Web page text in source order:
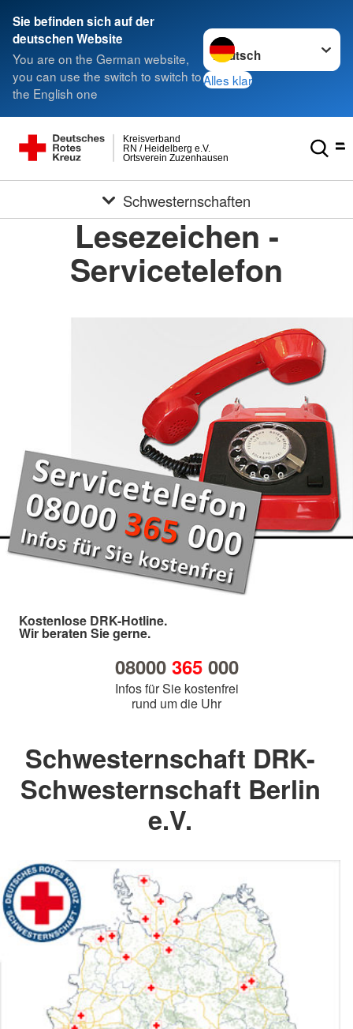
Sie befinden sich auf der
deutschen Website
You are on the German website,
you can use the switch to switch to
the English one
Sprache wechseln zu
Alles klar
Ortsverein Zuzenhausen
RN / Heidelberg e.V.
Kreisverband
Schwesternschaften
Lesezeichen -
Servicetelefon
Kostenlose DRK-Hotline.
Wir beraten Sie gerne.
08000 365000
Infos für Sie kostenfrei
rund um die Uhr
Schwesternschaft DRK-
Schwesternschaft Berlin
e.V.